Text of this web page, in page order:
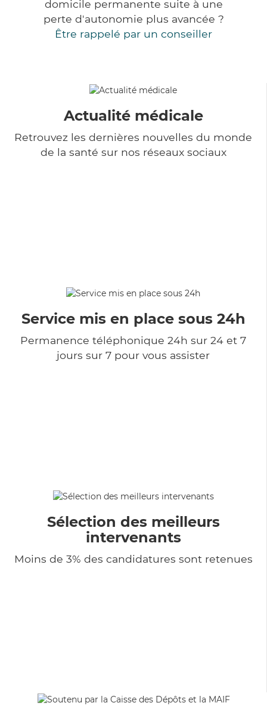
domicile permanente suite à une
perte d'autonomie plus avancée ?
Être rappelé par un conseiller
Actualité médicale
Retrouvez les dernières nouvelles du monde
de la santé sur nos réseaux sociaux
Service mis en place sous 24h
Permanence téléphonique 24h sur 24 et 7
jours sur 7 pour vous assister
Sélection des meilleurs
intervenants
Moins de 3% des candidatures sont retenues